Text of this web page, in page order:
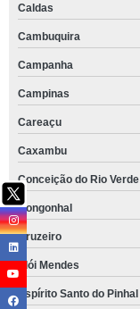
Caldas
Cambuquira
Campanha
Campinas
Careaçu
Caxambu
Conceição do Rio Verde
Congonhal
Cruzeiro
Elói Mendes
Espírito Santo do Pinhal